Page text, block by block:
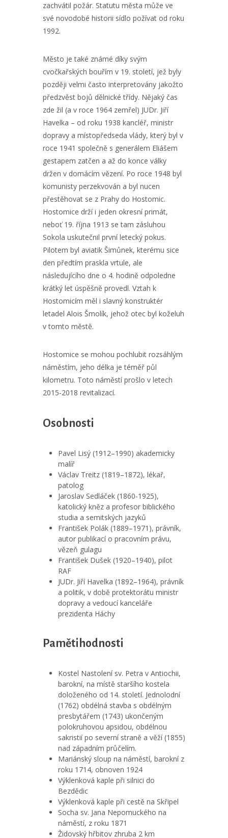
zachvátil požár. Statutu města může ve
své novodobé historii sídlo požívat od roku
1992.
Město je také známé díky svým
cvočkařských bouřím v 19. století, jež byly
později velmi často interpretovány jakožto
předzvěst bojů dělnické třídy. Nějaký čas
zde žil (a v roce 1964 zemřel) JUDr. Jiří
Havelka – od roku 1938 kancléř, ministr
dopravy a místopředseda vlády, který byl v
roce 1941 společně s generálem Eliášem
gestapem zatčen a až do konce války
držen v domácím vězení. Po roce 1948 byl
komunisty perzekvován a byl nucen
přestěhovat se z Prahy do Hostomic.
Hostomice drží i jeden okresní primát,
neboť 19. října 1913 se tam zásluhou
Sokola uskutečnil první letecký pokus.
Pilotem byl aviatik Šimůnek, kterému sice
den předtím praskla vrtule, ale
následujícího dne o 4. hodině odpoledne
krátký let úspěšně provedl. Vztah k
Hostomicím měl i slavný konstruktér
letadel Alois Šmolík, jehož otec byl koželuh
v tomto městě.
Hostomice se mohou pochlubit rozsáhlým
náměstím, jeho délka je téměř půl
kilometru. Toto náměstí prošlo v letech
2015-2018 revitalizací.
Osobnosti
Pavel Lisý (1912–1990) akademicky
malíř
Václav Treitz (1819–1872), lékař,
patolog
Jaroslav Sedláček (1860-1925),
katolický kněz a profesor biblického
studia a semitských jazyků
František Polák (1889–1971), právník,
autor publikací o pracovním právu,
vězeň gulagu
František Dušek (1920–1940), pilot
RAF
JUDr. Jiří Havelka (1892–1964), právník
a politik, v době protektorátu ministr
dopravy a vedoucí kanceláře
prezidenta Háchy
Pamětihodnosti
Kostel Nastolení sv. Petra v Antiochii,
barokní, na místě staršího kostela
doloženého od 14. století. Jednolodní
(1762) obdélná stavba s obdélným
presbytářem (1743) ukončeným
polokruhovou apsidou, obdélnou
sakristií po severní straně a věží (1855)
nad západním průčelím.
Mariánský sloup na náměstí, barokní z
roku 1714, obnoven 1924
Výklenková kaple při silnici do
Bezdědic
Výklenková kaple při cestě na Skřipel
Socha sv. Jana Nepomuckého na
náměstí, z roku 1871
Židovský hřbitov zhruba 2 km